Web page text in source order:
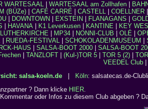
WARTESAAL| WARTESAAL am Zollhafen|
(BÜZe)
CAFÉ CARRÉ CASTELL COELLNER
| DOWNTOWN EXSTEIN FLANAGANS
HAVANA K1 Leverkusen KANTINE
KEY
LUTHERKIRCHE MP34 NONNI-CLUB OLÉ
| RUEDA-FESTIVAL| SCHOKOLADENMUSEUM
HAUS
SALSA-BOOT 2000
SALSA-BOOT
| TANZLOFT| (Kul-)TOR 5| TOR 5 (2)|
VEEDEL Club
salsa-koeln.de Köln: salsatecas.de-
? Dann klicke HIER.
oder Infos zu diesem Club abgeben ?